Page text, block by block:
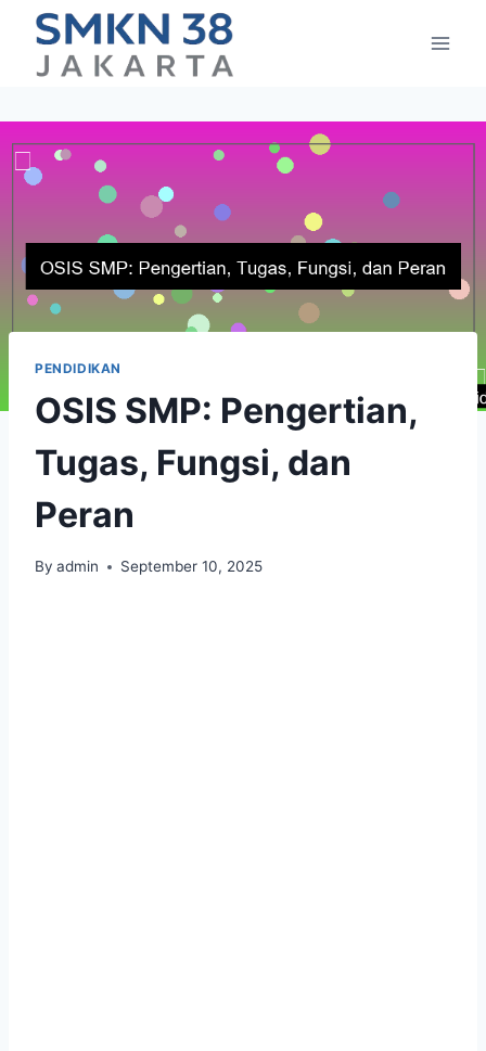
content
PENDIDIKAN
OSIS SMP: Pengertian,
Tugas, Fungsi, dan
Peran
By admin September 10, 2025